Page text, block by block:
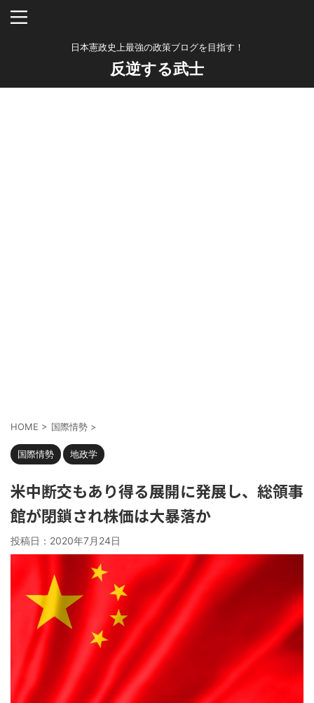
日本憲政史上最強の政策ブログを目指す！
反逆する武士
HOME > 国際情勢 >
国際情勢 地政学
米中断交もあり得る展開に発展し、総領事
館が閉鎖され株価は大暴落か
投稿日： 2020年7月24日